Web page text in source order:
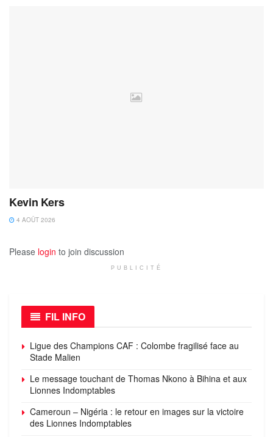
Kevin Kers
4 AOÛT 2026
Please login to join discussion
PUBLICITÉ
FIL INFO
Ligue des Champions CAF : Colombe fragilisé face au
Stade Malien
Le message touchant de Thomas Nkono à Bihina et aux
Lionnes Indomptables
Cameroun – Nigéria : le retour en images sur la victoire
des Lionnes Indomptables